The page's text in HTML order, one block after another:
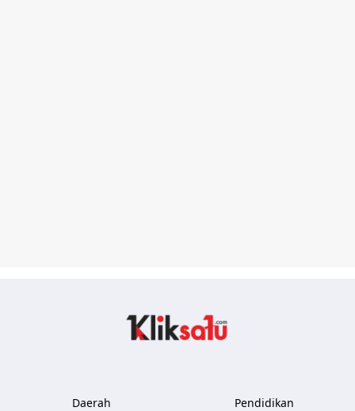
Daerah
Pendidikan